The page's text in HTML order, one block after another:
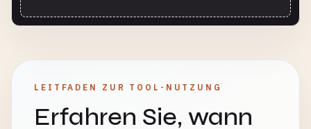
LEITFADEN ZUR TOOL-NUTZUNG
Erfahren Sie, wann